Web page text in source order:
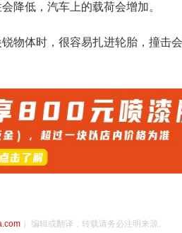
降低，汽车上的载荷会增加。
物体时，很容易扎进轮胎，撞击
）编辑或翻译，转载请务必注明来源。